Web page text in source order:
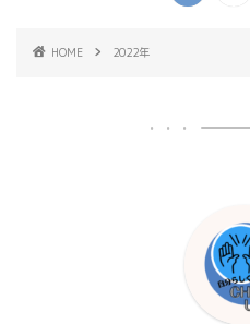
HOME 2022年